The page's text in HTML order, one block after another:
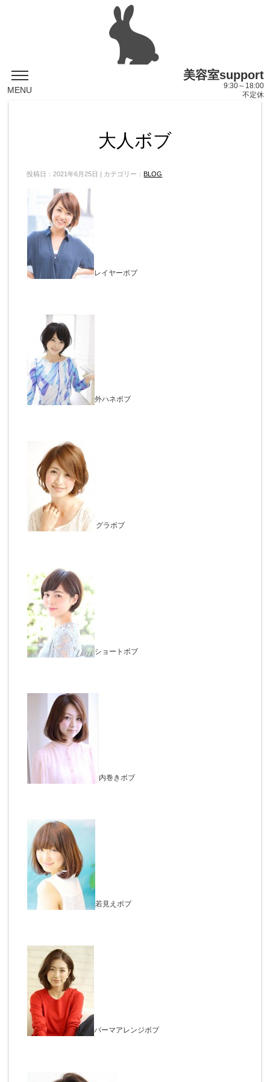
MENU
美容室support
9:30～18:00
不定休
大人ボブ
投稿日：2021年6月25日 | カテゴリー：BLOG
レイヤーボブ
外ハネボブ
グラボブ
ショートボブ
内巻きボブ
若見えボブ
パーマアレンジボブ